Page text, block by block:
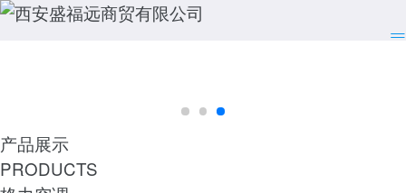
产品展示
PRODUCTS